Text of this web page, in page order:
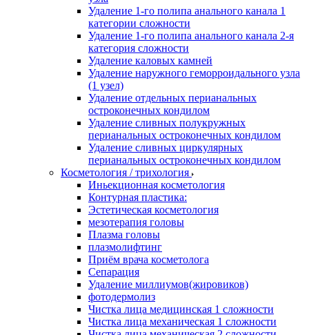
Удаление 1-го полипа анального канала 1
категории сложности
Удаление 1-го полипа анального канала 2-я
категория сложности
Удаление каловых камней
Удаление наружного геморроидального узла
(1 узел)
Удаление отдельных перианальных
остроконечных кондилом
Удаление сливных полукружных
перианальных остроконечных кондилом
Удаление сливных циркулярных
перианальных остроконечных кондилом
Косметология / трихология
Иньекционная косметология
Контурная пластика:
Эстетическая косметология
мезотерапия головы
Плазма головы
плазмолифтинг
Приём врача косметолога
Сепарация
Удаление миллиумов(жировиков)
фотодермолиз
Чистка лица медицинская 1 сложности
Чистка лица механическая 1 сложности